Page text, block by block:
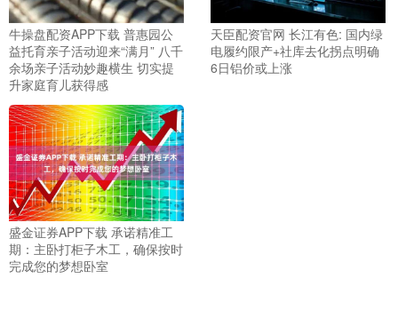
牛操盘配资APP下载 普惠园公
益托育亲子活动迎来“满月” 八千
余场亲子活动妙趣横生 切实提
升家庭育儿获得感
天臣配资官网 长江有色: 国内绿
电履约限产+社库去化拐点明确
6日铝价或上涨
盛金证券APP下载 承诺精准工
期：主卧打柜子木工，确保按时
完成您的梦想卧室